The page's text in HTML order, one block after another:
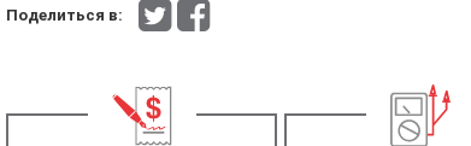
Поделиться в: